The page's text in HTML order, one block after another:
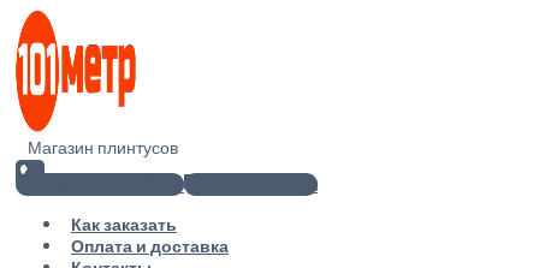
Перейти
содержимому
Магазин плинтусов
+7(812) 920-02-38
info@101metr.ru
Как заказать
Оплата и доставка